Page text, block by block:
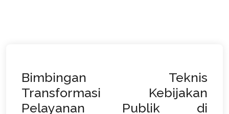
Bimbingan Teknis
Transformasi Kebijakan
Pelayanan Publik di